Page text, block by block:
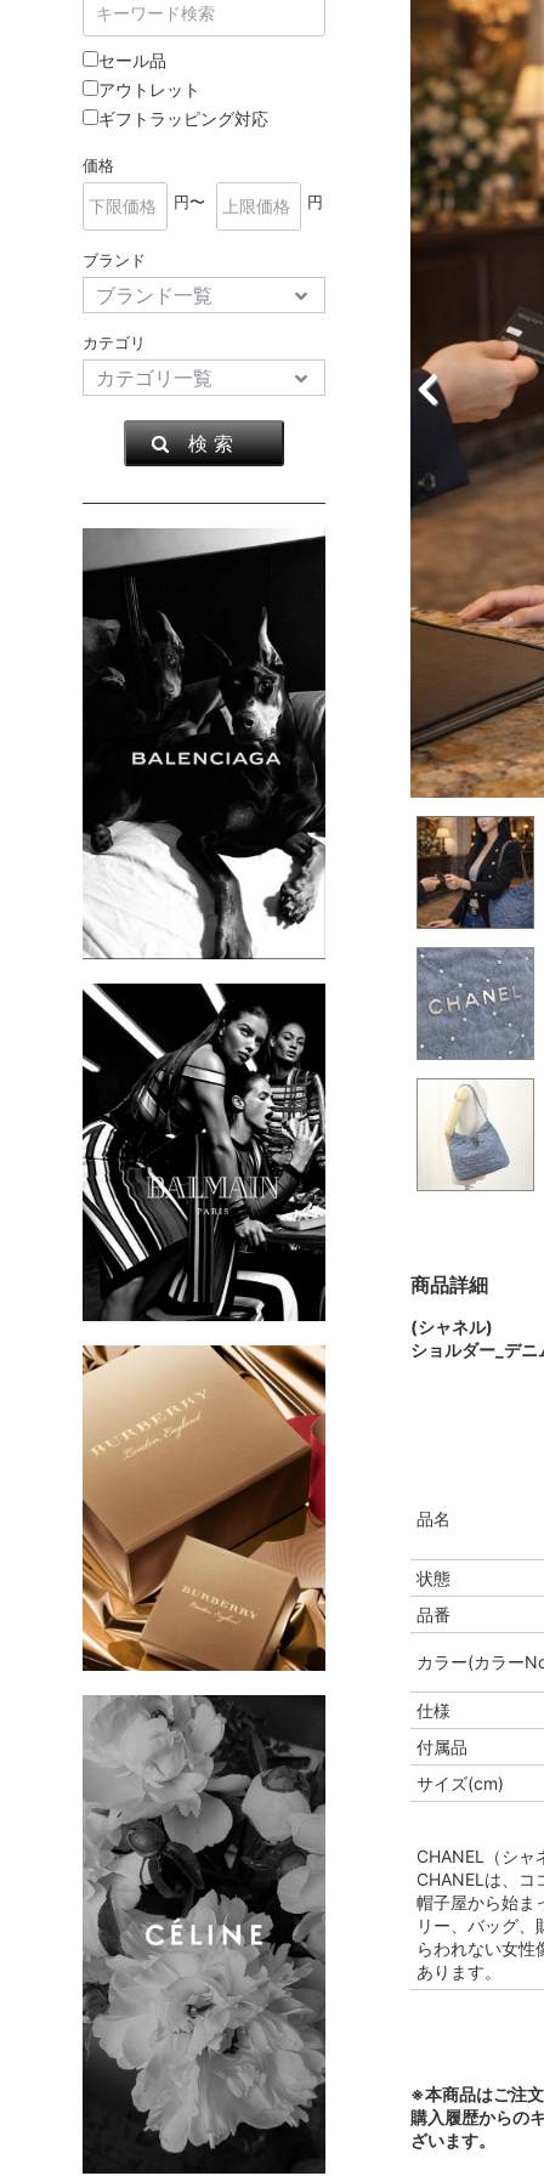
セール品
アウトレット
ギフトラッピング対応
価格
円〜
円
ブランド
カテゴリ
検 索
商品詳細
(シャネル)
ショルダー_デ
品名
状態
品番
カラー(カラー
仕様
付属品
サイズ(cm)
CHANEL（シャ
CHANELは、コ
帽子屋から始ま
リー、バッグ
らわれない女性
あります。
※本商品はご注
購入履歴からの
ざいます。